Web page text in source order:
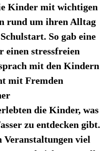
Kinder mit wichtigen
rund um ihren Alltag
So gab eine
stressfreien
mit den Kindern
mit Fremden
die Kinder, was
zu entdecken gibt.
viel